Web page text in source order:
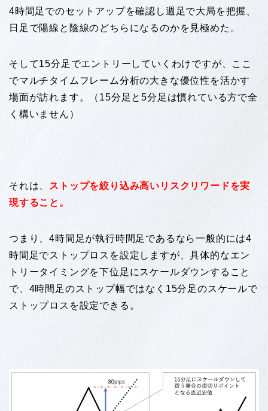
4時間足でのセットアップを確認し週足で大局を把握、
日足で陽線と陰線のどちらになるのかを見極めた。
そして15分足でエントリーしていくわけですが、ここ
でマルチタイムフレーム分析の大きな優位性を活かす
場面が訪れます。（15分足と5分足は慣れている方で全
く構いません）
それは、
ストップを絞り込み高いリスクリワードを実
現すること。
つまり、4時間足が執行時間足であるなら一般的には4
時間足でストップロスを設定しますが、具体的なエン
トリータイミングを下位足にスケールダウンすること
で、4時間足のストップ幅ではなく15分足のスケールで
ストップロスを設定できる。